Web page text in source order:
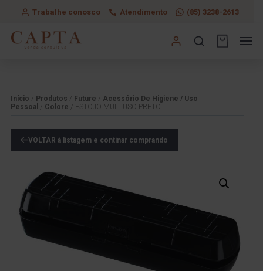
Trabalhe conosco Atendimento (85) 3238-2613
Início Produtos Future
Acessório De Higiene / Uso
Pessoal
Colore / ESTOJO MULTIUSO PRETO
VOLTAR à listagem e continar comprando